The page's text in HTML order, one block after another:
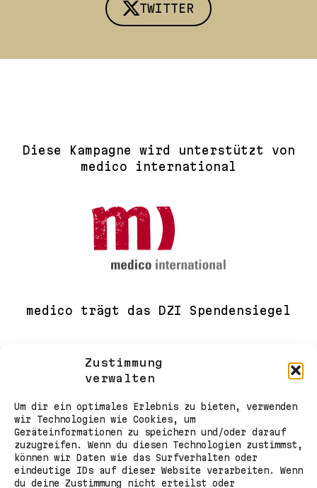
Zustimmung
verwalten
Um dir ein optimales Erlebnis zu bieten, verwenden
wir Technologien wie Cookies, um
Geräteinformationen zu speichern und/oder darauf
zuzugreifen. Wenn du diesen Technologien zustimmst,
können wir Daten wie das Surfverhalten oder
eindeutige IDs auf dieser Website verarbeiten. Wenn
du deine Zustimmung nicht erteilst oder
TWITTER
Diese Kampagne wird unterstützt von
medico international
medico trägt das DZI Spendensiegel